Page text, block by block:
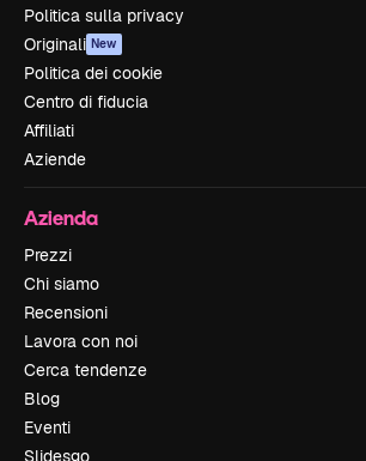
Politica sulla privacy
Originali New
Politica dei cookie
Centro di fiducia
Affiliati
Aziende
Azienda
Prezzi
Chi siamo
Recensioni
Lavora con noi
Cerca tendenze
Blog
Eventi
Slidesgo